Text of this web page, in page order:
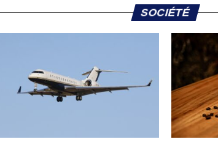
SOCIÉTÉ